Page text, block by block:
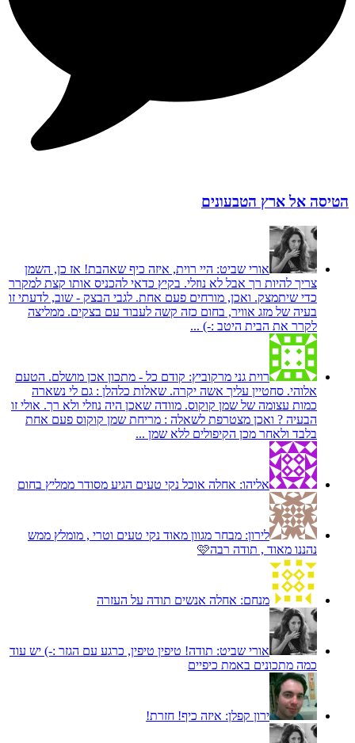
הטיסה אל ארץ הטבעונים
אורי שביט: היי רוית, איזה כיף שאהבת! אז כן, השמן
צריך להיות רך אבל לא נוזלי. בקיץ כדאי להכניס אותו קצת למקרר
כדי שיתמצק. ואכן, מורחים פעם אחת. לגבי הבצק - שוב, לדעתי זו
בעיה של מזג אוויר, בחום כזה קשה לעבוד עם בצקים. ממליצה
לקרר את הבית היטב :-) ...
רוית גני מרקוביץ: קודם כל - מתכון אכן מושלם. הטעם
אלוהי. סחטיין עליך אשה יקרה. שאלות כלהלן : גם לי נשארה
כמות עצומה של שמן קוקוס. מוודה שאכן היה נוזלי ולא רך. אולי זו
הבעיה ? ואכן מצטרפת לשאלה : מריחת שמן קוקוס פעם אחת
בלבד ולאחר מכן הקיפולים ללא שמן ...
אליהו: אחלה אוכל נקי טעים הגיע מסודר ממליץ בחום
לירון: מבחר מגוון מאוד נקי טעים וטרי , מומלץ ממש
נהננו מאוד , תודה רבה🩷
מנחם: אחלה אנשים תודה על העזרה
אורי שביט: תודה! טיפין טיפין, כרגע עם הגזר :-) יש עוד
כמה מתכונים באמת כיפיים
ירון קפלן: איזה כיף! חזרת!